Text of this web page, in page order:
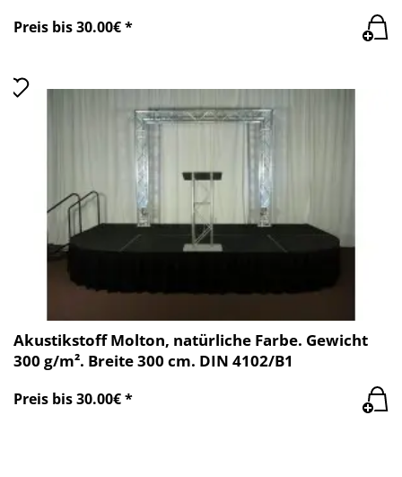
Preis bis 30.00€ *
Akustikstoff Molton, natürliche Farbe. Gewicht
300 g/m². Breite 300 cm. DIN 4102/B1
Preis bis 30.00€ *